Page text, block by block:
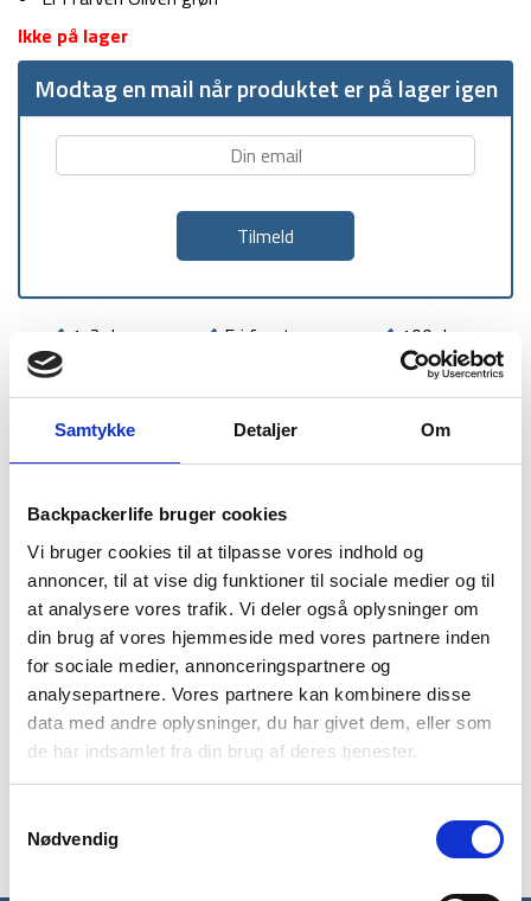
Samtykke Detaljer Om
Backpackerlife bruger cookies
Vi bruger cookies til at tilpasse vores indhold og
annoncer, til at vise dig funktioner til sociale medier og til
at analysere vores trafik. Vi deler også oplysninger om
din brug af vores hjemmeside med vores partnere inden
for sociale medier, annonceringspartnere og
analysepartnere. Vores partnere kan kombinere disse
data med andre oplysninger, du har givet dem, eller som
de har indsamlet fra din brug af deres tjenester.
Nødvendig
Ikke på lager
Modtag en mail når produktet er på lager igen
1-2 dages
Fri fragt over
100 dages
returret
BESKRIVELSE
YDERLIGERE INFORMATION
BRAND
FAQ
Oppustelig siddeunderlag fra Mil-Tec har dimensionerne 34,5 x
31 x 3 cm. Siddeunderlaget er selvoppustelig og lavet i et
robust polyester materiale. Siddemåtten har en lille
pakkestørrelse og fylder minimalt i rygsækken. Det
selvoppustelige siddeunderlag er god til alt fra havearbejde til
fisketure, camping og vandreture.